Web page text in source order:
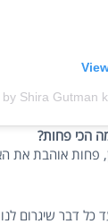
Shira Gutman
הכי פחות?
אוהבת את
כל דבר שיגרום